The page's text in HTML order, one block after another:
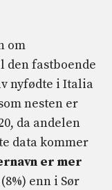
om
fastboende
nyfødte i Italia
nesten er
da andelen
data kommer
er mer
(8%) enn i Sør